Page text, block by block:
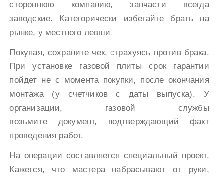
стороннюю компанию, запчасти всегда
заводские. Категорически избегайте брать на
рынке, у местного левши.
Покупая, сохраните чек, страхуясь против брака.
При установке газовой плиты срок гарантии
пойдет не с момента покупки, после окончания
монтажа (у счетчиков с даты выпуска). У
организации, газовой службы
возьмите документ, подтверждающий факт
проведения работ.
На операции составляется специальный проект.
Кажется, что мастера набрасывают от руки,